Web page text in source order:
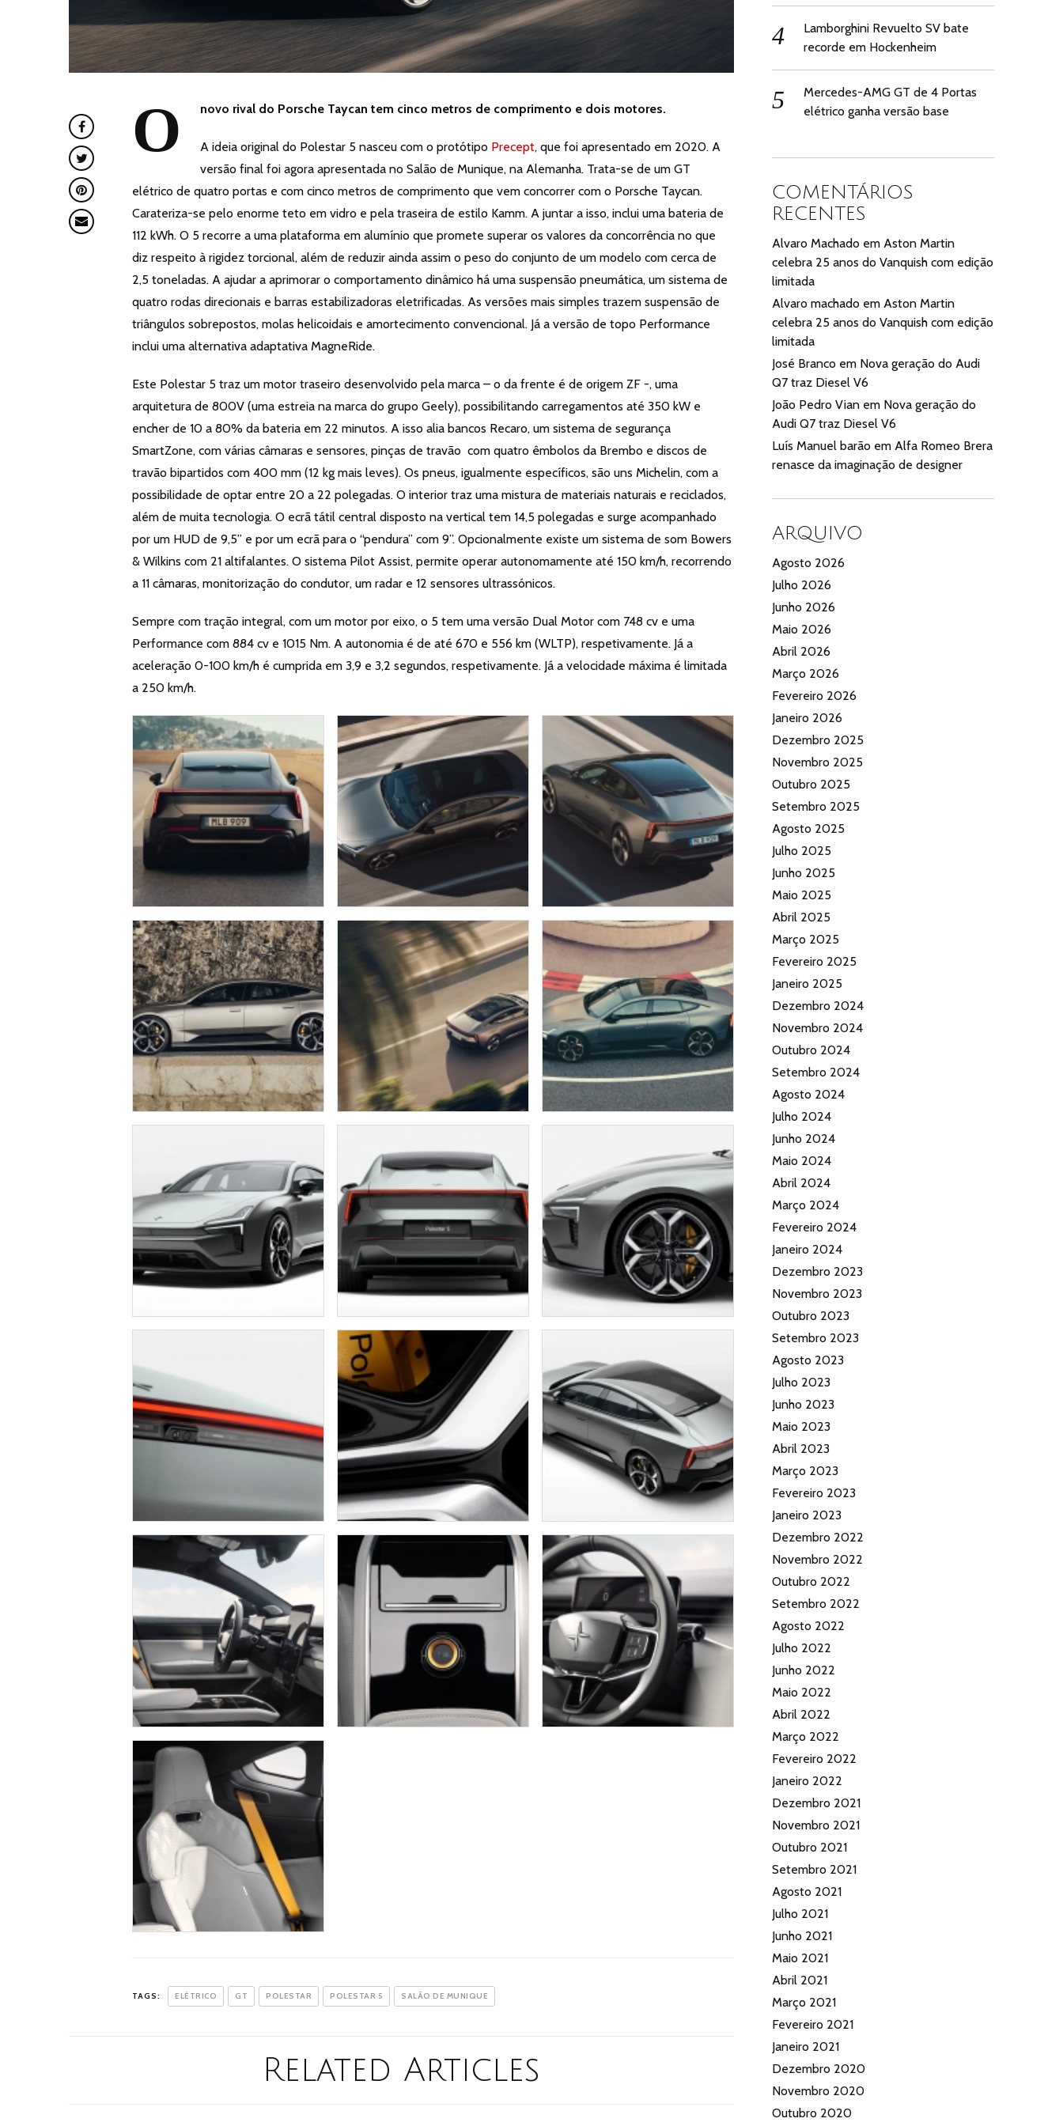
O novo rival do Porsche Taycan tem cinco metros de comprimento e dois motores.
A ideia original do Polestar 5 nasceu com o protótipo Precept, que foi apresentado em 2020. A
versão final foi agora apresentada no Salão de Munique, na Alemanha. Trata-se de um GT
elétrico de quatro portas e com cinco metros de comprimento que vem concorrer com o Porsche Taycan.
Carateriza-se pelo enorme teto em vidro e pela traseira de estilo Kamm. A juntar a isso, inclui uma bateria de
112 kWh. O 5 recorre a uma plataforma em alumínio que promete superar os valores da concorrência no que
diz respeito à rigidez torcional, além de reduzir ainda assim o peso do conjunto de um modelo com cerca de
2,5 toneladas. A ajudar a aprimorar o comportamento dinâmico há uma suspensão pneumática, um sistema de
quatro rodas direcionais e barras estabilizadoras eletrificadas. As versões mais simples trazem suspensão de
triângulos sobrepostos, molas helicoidais e amortecimento convencional. Já a versão de topo Performance
inclui uma alternativa adaptativa MagneRide.
Este Polestar 5 traz um motor traseiro desenvolvido pela marca – o da frente é de origem ZF -, uma
arquitetura de 800V (uma estreia na marca do grupo Geely), possibilitando carregamentos até 350 kW e
encher de 10 a 80% da bateria em 22 minutos. A isso alia bancos Recaro, um sistema de segurança
SmartZone, com várias câmaras e sensores, pinças de travão com quatro êmbolos da Brembo e discos de
travão bipartidos com 400 mm (12 kg mais leves). Os pneus, igualmente específicos, são uns Michelin, com a
possibilidade de optar entre 20 a 22 polegadas. O interior traz uma mistura de materiais naturais e reciclados,
além de muita tecnologia. O ecrã tátil central disposto na vertical tem 14,5 polegadas e surge acompanhado
por um HUD de 9,5” e por um ecrã para o “pendura” com 9”. Opcionalmente existe um sistema de som Bowers
& Wilkins com 21 altifalantes. O sistema Pilot Assist, permite operar autonomamente até 150 km/h, recorrendo
a 11 câmaras, monitorização do condutor, um radar e 12 sensores ultrassónicos.
Sempre com tração integral, com um motor por eixo, o 5 tem uma versão Dual Motor com 748 cv e uma
Performance com 884 cv e 1015 Nm. A autonomia é de até 670 e 556 km (WLTP), respetivamente. Já a
aceleração 0-100 km/h é cumprida em 3,9 e 3,2 segundos, respetivamente. Já a velocidade máxima é limitada
a 250 km/h.
TAGS: ELÉTRICO GT POLESTAR POLESTAR 5 SALÃO DE MUNIQUE
Related Articles
Lamborghini Revuelto SV bate
recorde em Hockenheim
Mercedes-AMG GT de 4 Portas
elétrico ganha versão base
COMENTÁRIOS
RECENTES
Alvaro Machado emAston Martin
celebra 25 anos do Vanquish com edição
limitada
Alvaro machado emAston Martin
celebra 25 anos do Vanquish com edição
limitada
José Branco em Nova geração do Audi
Q7 traz Diesel V6
João Pedro Vian em Nova geração do
Audi Q7 traz Diesel V6
Luís Manuel barão emAlfa Romeo Brera
renasce da imaginação de designer
ARQUIVO
Agosto 2026
Julho 2026
Junho 2026
Maio 2026
Abril 2026
Março 2026
Fevereiro 2026
Janeiro 2026
Dezembro 2025
Novembro 2025
Outubro 2025
Setembro 2025
Agosto 2025
Julho 2025
Junho 2025
Maio 2025
Abril 2025
Março 2025
Fevereiro 2025
Janeiro 2025
Dezembro 2024
Novembro 2024
Outubro 2024
Setembro 2024
Agosto 2024
Julho 2024
Junho 2024
Maio 2024
Abril 2024
Março 2024
Fevereiro 2024
Janeiro 2024
Dezembro 2023
Novembro 2023
Outubro 2023
Setembro 2023
Agosto 2023
Julho 2023
Junho 2023
Maio 2023
Abril 2023
Março 2023
Fevereiro 2023
Janeiro 2023
Dezembro 2022
Novembro 2022
Outubro 2022
Setembro 2022
Agosto 2022
Julho 2022
Junho 2022
Maio 2022
Abril 2022
Março 2022
Fevereiro 2022
Janeiro 2022
Dezembro 2021
Novembro 2021
Outubro 2021
Setembro 2021
Agosto 2021
Julho 2021
Junho 2021
Maio 2021
Abril 2021
Março 2021
Fevereiro 2021
Janeiro 2021
Dezembro 2020
Novembro 2020
Outubro 2020